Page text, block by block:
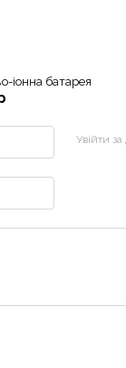
іонна батарея
Увійти